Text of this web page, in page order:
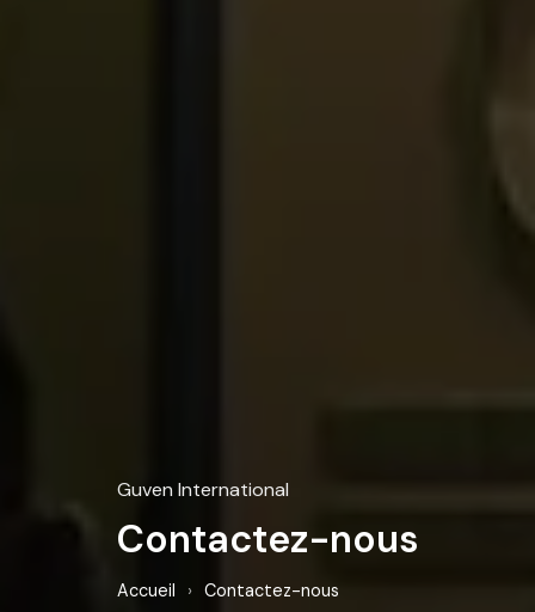
Guven International
Contactez-nous
Accueil › Contactez-nous